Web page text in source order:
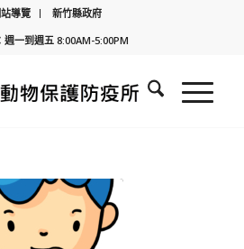
導覽
新竹縣政府
週一到週五 8:00AM-5:00PM